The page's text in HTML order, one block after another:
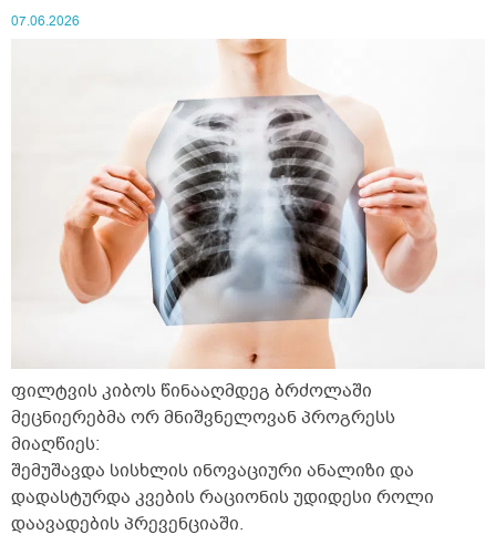
07.06.2026
ფილტვის კიბოს წინააღმდეგ ბრძოლაში
მეცნიერებმა ორ მნიშვნელოვან პროგრესს
მიაღწიეს:
შემუშავდა სისხლის ინოვაციური ანალიზი და
დადასტურდა კვების რაციონის უდიდესი როლი
დაავადების პრევენციაში.